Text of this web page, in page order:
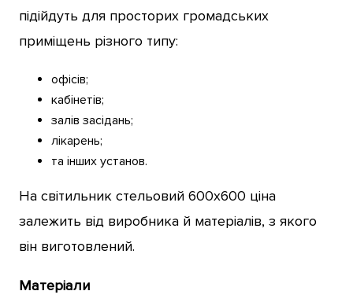
підійдуть для просторих громадських
приміщень різного типу:
офісів;
кабінетів;
залів засідань;
лікарень;
та інших установ.
На світильник стельовий 600х600 ціна
залежить від виробника й матеріалів, з якого
він виготовлений.
Матеріали